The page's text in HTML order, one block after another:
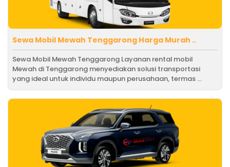
Sewa Mobil Mewah Tenggarong Harga Murah ..
Sewa Mobil Mewah Tenggarong Layanan rental mobil
Mewah di Tenggarong menyediakan solusi transportasi
yang ideal untuk individu maupun perusahaan, termas ...